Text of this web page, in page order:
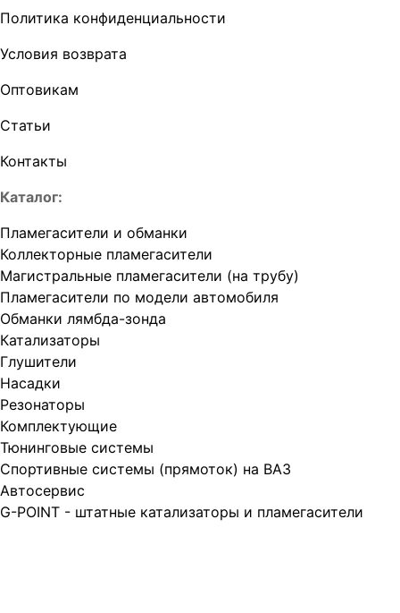
Политика конфиденциальности
Условия возврата
Оптовикам
Статьи
Контакты
Каталог:
Пламегасители и обманки
Коллекторные пламегасители
Магистральные пламегасители (на трубу)
Пламегасители по модели автомобиля
Обманки лямбда-зонда
Катализаторы
Глушители
Насадки
Резонаторы
Комплектующие
Тюнинговые системы
Спортивные системы (прямоток) на ВАЗ
Автосервис
G-POINT - штатные катализаторы и пламегасители